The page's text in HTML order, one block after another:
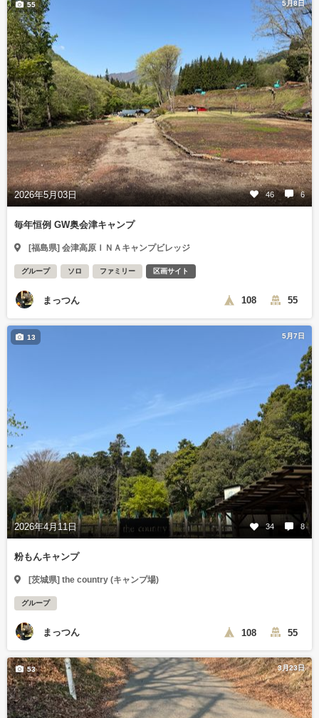
5月8日
2026年5月03日 46 6
55
毎年恒例 GW奥会津キャンプ
[福島県] 会津高原ＩＮＡキャンプビレッジ
グループ ソロ ファミリー 区画サイト
まっつん 108 55
5月7日
2026年4月11日 34 8
13
粉もんキャンプ
[茨城県] the country (キャンプ場)
グループ
まっつん 108 55
3月23日
53